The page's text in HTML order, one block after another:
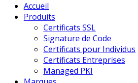
Accueil
Produits
Certificats SSL
Signature de Code
Certificats pour Individus
Certificats Entreprises
Managed PKI